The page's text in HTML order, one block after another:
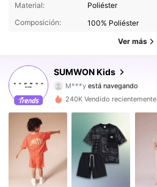
Material:
Poliéster
Composición:
100% Poliéster
Ver más
SUMWON Kids
289K Seguidores
289K Seguidores
4,94
M***y está navegando
4,94
289K Seguidores
289K Seguidores
4,94 289K Seguidores
240K Vendido recientemente